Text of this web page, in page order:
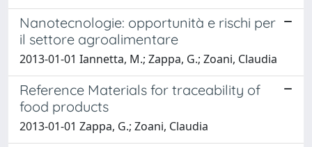
Nanotecnologie: opportunità e rischi per
il settore agroalimentare
2013-01-01 Iannetta, M.; Zappa, G.; Zoani, Claudia
Reference Materials for traceability of
food products
2013-01-01 Zappa, G.; Zoani, Claudia